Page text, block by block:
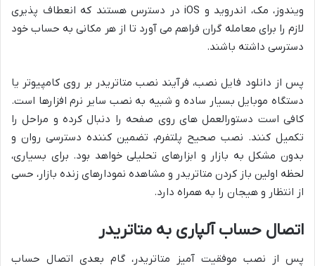
ویندوز، مک، اندروید و iOS در دسترس هستند که انعطاف پذیری
لازم را برای معامله گران فراهم می آورد تا از هر مکانی به حساب خود
دسترسی داشته باشند.
پس از دانلود فایل نصب، فرآیند نصب متاتریدر بر روی کامپیوتر یا
دستگاه موبایل بسیار ساده و شبیه به نصب سایر نرم افزارها است.
کافی است دستورالعمل های روی صفحه را دنبال کرده و مراحل را
تکمیل کنند. نصب صحیح پلتفرم، تضمین کننده دسترسی روان و
بدون مشکل به بازار و ابزارهای تحلیلی خواهد بود. برای بسیاری،
لحظه اولین باز کردن متاتریدر و مشاهده نمودارهای زنده بازار، حسی
از انتظار و هیجان را به همراه دارد.
اتصال حساب آلپاری به متاتریدر
پس از نصب موفقیت آمیز متاتریدر، گام بعدی اتصال حساب